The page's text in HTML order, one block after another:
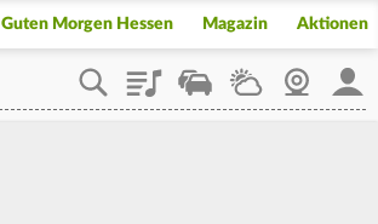
Guten Morgen Hessen Magazin Aktionen
PlaylistStaupilotWetterWebcam